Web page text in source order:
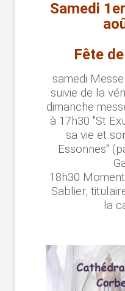
Samedi
Fête
samedi
suivie de la
dimanche
à 17h30 "St
sa vie et
Essonnes"
18h30
Sablier,
la